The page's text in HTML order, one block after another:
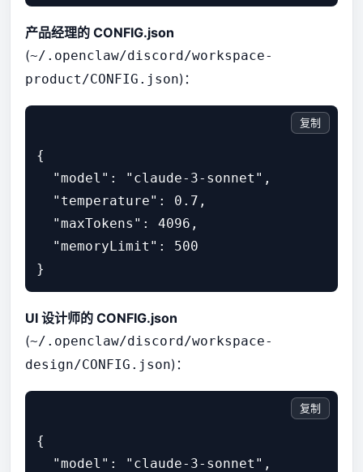
产品经理的 CONFIG.json
(~/.openclaw/discord/workspace-
product/CONFIG.json)：
{
  "model": "claude-3-sonnet",
  "temperature": 0.7,
  "maxTokens": 4096,
  "memoryLimit": 500
复制
UI 设计师的 CONFIG.json
(~/.openclaw/discord/workspace-
design/CONFIG.json)：
{
  "model": "claude-3-sonnet",
复制